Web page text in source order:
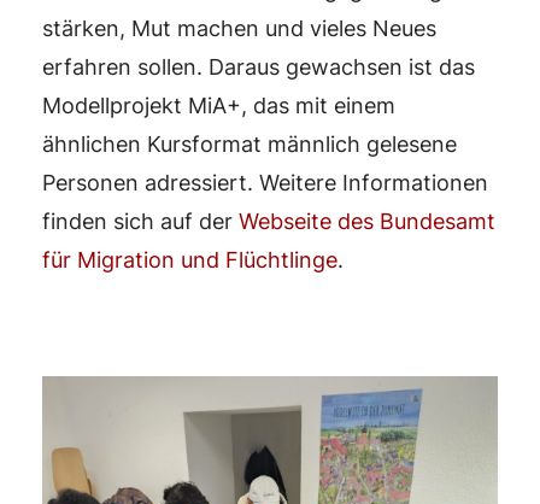
stärken, Mut machen und vieles Neues
erfahren sollen. Daraus gewachsen ist das
Modellprojekt MiA+, das mit einem
ähnlichen Kursformat männlich gelesene
Personen adressiert. Weitere Informationen
finden sich auf der Webseite des Bundesamt
für Migration und Flüchtlinge.